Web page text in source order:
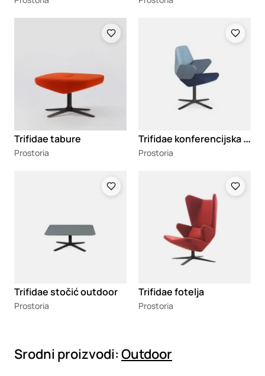
Trifidae tabure
Prostoria
T
rifidae konferencijska stolica
Prostoria
Trifidae stočić outdoor
Prostoria
Trifidae fotelja
Prostoria
Srodni proizvodi: Outdoor